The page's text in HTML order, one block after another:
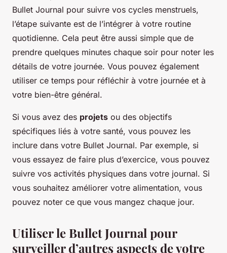
Bullet Journal pour suivre vos cycles menstruels,
l’étape suivante est de l’intégrer à votre routine
quotidienne. Cela peut être aussi simple que de
prendre quelques minutes chaque soir pour noter les
détails de votre journée. Vous pouvez également
utiliser ce temps pour réfléchir à votre journée et à
votre bien-être général.
Si vous avez des projets ou des objectifs
spécifiques liés à votre santé, vous pouvez les
inclure dans votre Bullet Journal. Par exemple, si
vous essayez de faire plus d’exercice, vous pouvez
suivre vos activités physiques dans votre journal. Si
vous souhaitez améliorer votre alimentation, vous
pouvez noter ce que vous mangez chaque jour.
Utiliser le Bullet Journal pour
surveiller d’autres aspects de votre